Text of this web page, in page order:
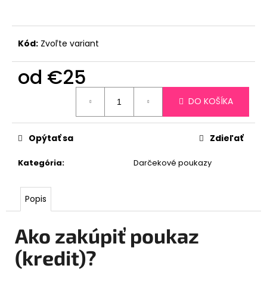
Kód: Zvoľte variant
od €25
DO KOŠÍKA
Kategória: Darčekové poukazy
Opýtať sa Zdieľať
Popis
Ako zakúpiť poukaz
(kredit)?